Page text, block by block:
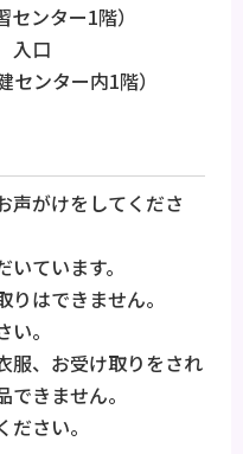
ンター1階）
入口
ンター内1階）
声がけをしてくださ
ています。
はできません。
。
服、お受け取りをされ
きません。
さい。